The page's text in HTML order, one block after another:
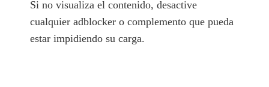
Si no visualiza el contenido, desactive
cualquier adblocker o complemento que pueda
estar impidiendo su carga.